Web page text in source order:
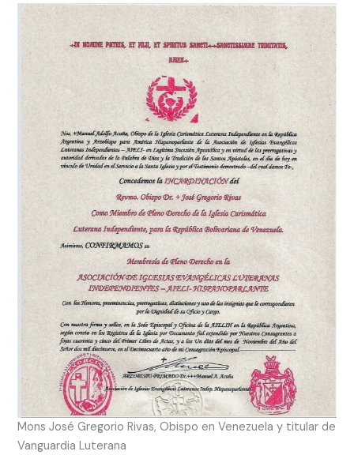
Mons José Gregorio Rivas, Obispo en Venezuela y titular de
Vanguardia Luterana